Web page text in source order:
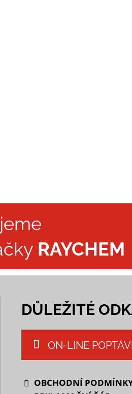
RAYCHEM
DŮLEŽITÉ
ON-LINE
OBCHODNÍ